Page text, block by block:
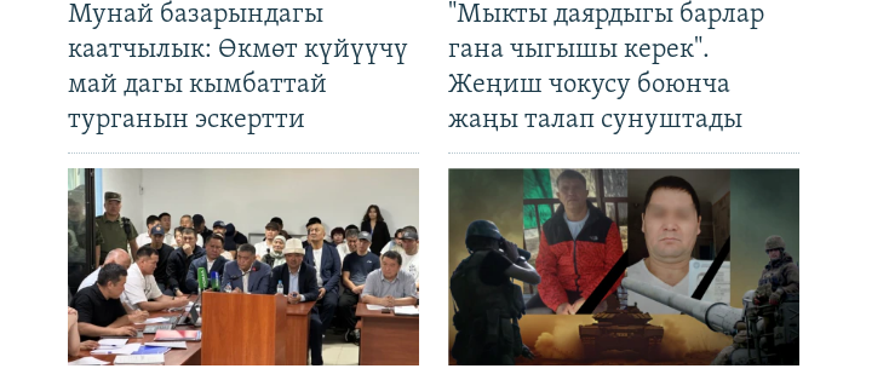
Мунай базарындагы
каатчылык: Өкмөт күйүүчү
май дагы кымбаттай
турганын эскертти
"Мыкты даярдыгы барлар
гана чыгышы керек".
Жеңиш чокусу боюнча
жаңы талап сунуштады